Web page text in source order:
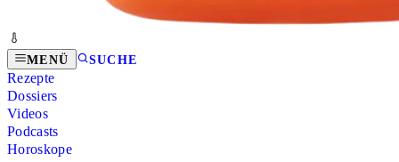
MENÜ SUCHE
Rezepte
Dossiers
Videos
Podcasts
Horoskope